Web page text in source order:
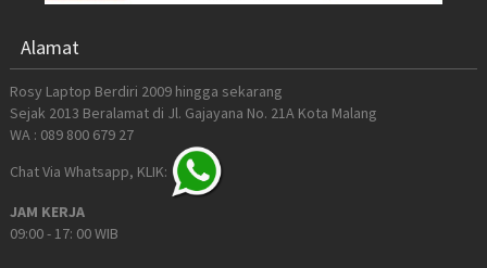
Alamat
Rosy Laptop Berdiri 2009 hingga sekarang
Sejak 2013 Beralamat di Jl. Gajayana No. 21A Kota Malang
WA : 089 800 679 27
Chat Via Whatsapp, KLIK:
JAM KERJA
09:00 - 17: 00 WIB